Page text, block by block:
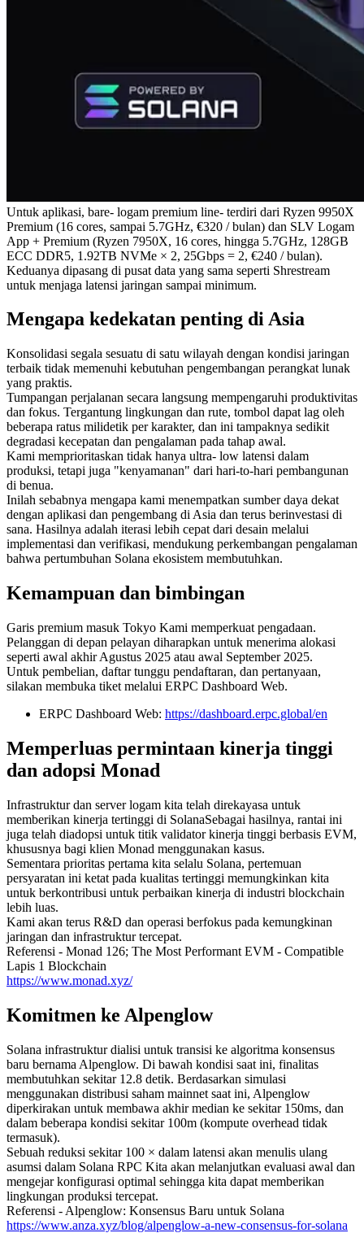
Untuk aplikasi, bare- logam premium line- terdiri dari Ryzen 9950X
Premium (16 cores, sampai 5.7GHz, €320 / bulan) dan SLV Logam
App + Premium (Ryzen 7950X, 16 cores, hingga 5.7GHz, 128GB
ECC DDR5, 1.92TB NVMe × 2, 25Gbps = 2, €240 / bulan).
Keduanya dipasang di pusat data yang sama seperti Shrestream
untuk menjaga latensi jaringan sampai minimum.
Mengapa kedekatan penting di Asia
Konsolidasi segala sesuatu di satu wilayah dengan kondisi jaringan
terbaik tidak memenuhi kebutuhan pengembangan perangkat lunak
yang praktis.
Tumpangan perjalanan secara langsung mempengaruhi produktivitas
dan fokus. Tergantung lingkungan dan rute, tombol dapat lag oleh
beberapa ratus milidetik per karakter, dan ini tampaknya sedikit
degradasi kecepatan dan pengalaman pada tahap awal.
Kami memprioritaskan tidak hanya ultra- low latensi dalam
produksi, tetapi juga "kenyamanan" dari hari-to-hari pembangunan
di benua.
Inilah sebabnya mengapa kami menempatkan sumber daya dekat
dengan aplikasi dan pengembang di Asia dan terus berinvestasi di
sana. Hasilnya adalah iterasi lebih cepat dari desain melalui
implementasi dan verifikasi, mendukung perkembangan pengalaman
bahwa pertumbuhan Solana ekosistem membutuhkan.
Kemampuan dan bimbingan
Garis premium masuk Tokyo Kami memperkuat pengadaan.
Pelanggan di depan pelayan diharapkan untuk menerima alokasi
seperti awal akhir Agustus 2025 atau awal September 2025.
Untuk pembelian, daftar tunggu pendaftaran, dan pertanyaan,
silakan membuka tiket melalui ERPC Dashboard Web.
ERPC Dashboard Web: https://dashboard.erpc.global/en
Memperluas permintaan kinerja tinggi
dan adopsi Monad
Infrastruktur dan server logam kita telah direkayasa untuk
memberikan kinerja tertinggi di SolanaSebagai hasilnya, rantai ini
juga telah diadopsi untuk titik validator kinerja tinggi berbasis EVM,
khususnya bagi klien Monad menggunakan kasus.
Sementara prioritas pertama kita selalu Solana, pertemuan
persyaratan ini ketat pada kualitas tertinggi memungkinkan kita
untuk berkontribusi untuk perbaikan kinerja di industri blockchain
lebih luas.
Kami akan terus R&D dan operasi berfokus pada kemungkinan
jaringan dan infrastruktur tercepat.
Referensi - Monad 126; The Most Performant EVM - Compatible
Lapis 1 Blockchain
https://www.monad.xyz/
Komitmen ke Alpenglow
Solana infrastruktur dialisi untuk transisi ke algoritma konsensus
baru bernama Alpenglow. Di bawah kondisi saat ini, finalitas
membutuhkan sekitar 12.8 detik. Berdasarkan simulasi
menggunakan distribusi saham mainnet saat ini, Alpenglow
diperkirakan untuk membawa akhir median ke sekitar 150ms, dan
dalam beberapa kondisi sekitar 100m (kompute overhead tidak
termasuk).
Sebuah reduksi sekitar 100 × dalam latensi akan menulis ulang
asumsi dalam Solana RPC Kita akan melanjutkan evaluasi awal dan
mengejar konfigurasi optimal sehingga kita dapat memberikan
lingkungan produksi tercepat.
Referensi - Alpenglow: Konsensus Baru untuk Solana
https://www.anza.xyz/blog/alpenglow-a-new-consensus-for-solana